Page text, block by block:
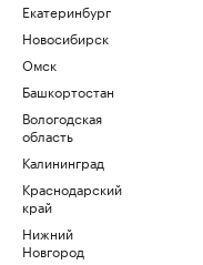
Екатеринбург
Новосибирск
Омск
Башкортостан
Вологодская
область
Калининград
Краснодарский
край
Нижний
Новгород